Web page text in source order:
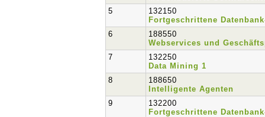
5
132150
Fortgeschrittene
6
188550
Webservices und
7
132250
Data Mining 1
8
188650
Intelligente Agenten
9
132200
Fortgeschrittene